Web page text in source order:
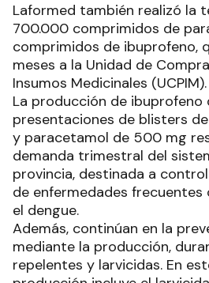
Laformed también realizó la
700.000 comprimidos de
comprimidos de ibuprofeno,
meses a la Unidad de
Insumos Medicinales (UCPIM).
La producción de
presentaciones de blisters
y paracetamol de 500 mg
demanda trimestral del
provincia, destinada a
de enfermedades
el dengue.
Además, continúan en la
mediante la producción,
repelentes y larvicidas. En